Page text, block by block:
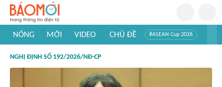
NÓNG MỚI VIDEO CHỦ ĐỀ #ASEAN Cup 2026
#Khám phá Việt Nam
#Khám phá thế giới
NGHỊ ĐỊNH SỐ 192/2026/NĐ-CP